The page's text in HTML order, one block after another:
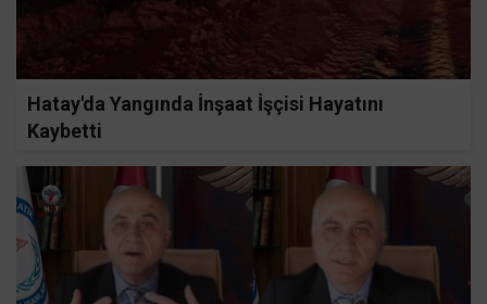
Hatay'da Yangında İnşaat İşçisi Hayatını
Kaybetti